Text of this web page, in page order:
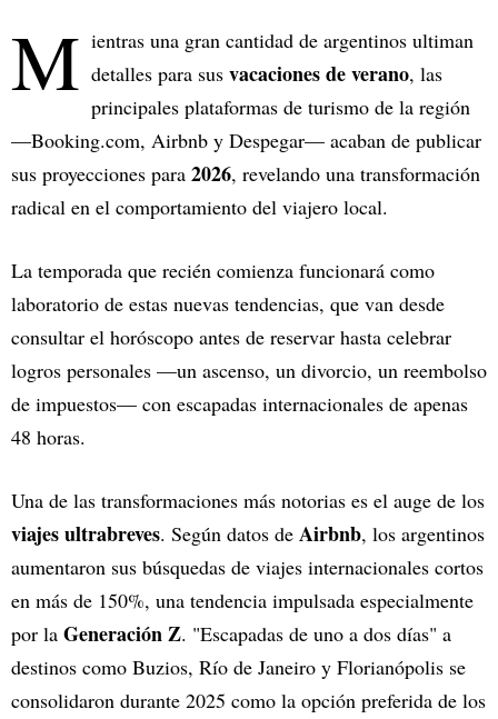
M ientras una gran cantidad de argentinos ultiman
detalles para sus vacaciones de verano, las
principales plataformas de turismo de la región
—Booking.com, Airbnb y Despegar— acaban de publicar
sus proyecciones para 2026, revelando una transformación
radical en el comportamiento del viajero local.
La temporada que recién comienza funcionará como
laboratorio de estas nuevas tendencias, que van desde
consultar el horóscopo antes de reservar hasta celebrar
logros personales —un ascenso, un divorcio, un reembolso
de impuestos— con escapadas internacionales de apenas
48 horas.
Una de las transformaciones más notorias es el auge de los
viajes ultrabreves. Según datos de Airbnb, los argentinos
aumentaron sus búsquedas de viajes internacionales cortos
en más de 150%, una tendencia impulsada especialmente
por la Generación Z. "Escapadas de uno a dos días" a
destinos como Buzios, Río de Janeiro y Florianópolis se
consolidaron durante 2025 como la opción preferida de los